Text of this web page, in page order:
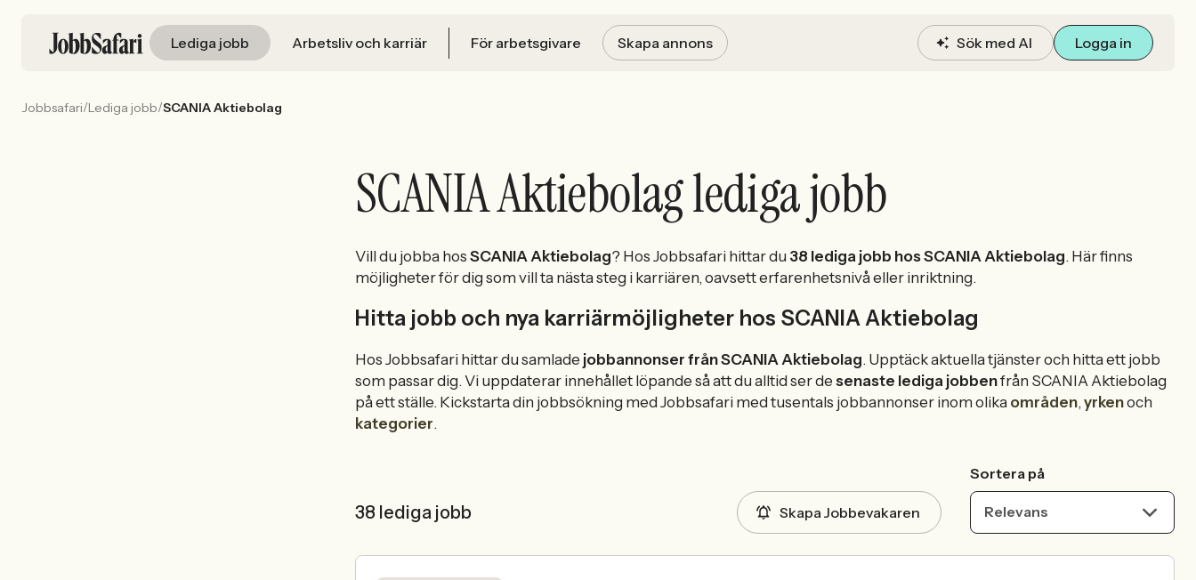
Lediga jobb Arbetsliv och karriär För arbetsgivare Skapa annons Sök med AI Logga in
Jobbsafari/Lediga jobb/SCANIA Aktiebolag
SCANIA Aktiebolag lediga jobb
Vill du jobba hos SCANIA Aktiebolag? Hos Jobbsafari hittar du 38 lediga jobb hos SCANIA Aktiebolag. Här finns
möjligheter för dig som vill ta nästa steg i karriären, oavsett erfarenhetsnivå eller inriktning.
Hitta jobb och nya karriärmöjligheter hos SCANIA Aktiebolag
Hos Jobbsafari hittar du samlade jobbannonser från SCANIA Aktiebolag. Upptäck aktuella tjänster och hitta ett jobb
som passar dig. Vi uppdaterar innehållet löpande så att du alltid ser de senaste lediga jobbenfrån SCANIA Aktiebolag
på ett ställe. Kickstarta din jobbsökning med Jobbsafari med tusentals jobbannonser inom olika områden,yrkenoch
kategorier.
38 lediga jobb Skapa Jobbevakaren
Sortera på
Relevans